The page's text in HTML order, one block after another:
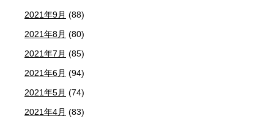
2021年9月 (88)
2021年8月 (80)
2021年7月 (85)
2021年6月 (94)
2021年5月 (74)
2021年4月 (83)